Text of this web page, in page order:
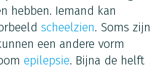
hebben. Iemand kan
scheelzien. Soms zijn
een andere vorm
epilepsie. Bijna de helft